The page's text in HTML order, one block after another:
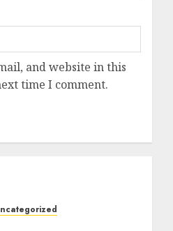
and website in this
time I comment.